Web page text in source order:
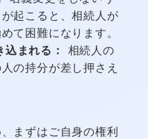
起こると、相続人が
て困難になります。
まれる：
相続人の
の持分が差し押さえ
まずはご自身の権利